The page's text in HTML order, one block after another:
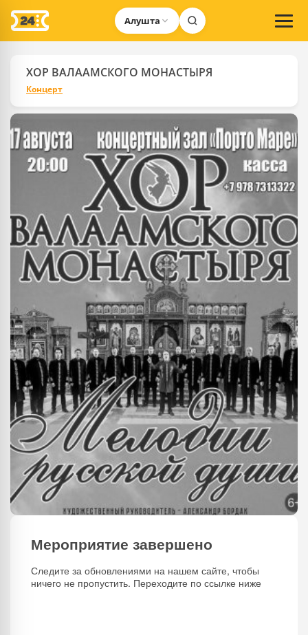
Алушта
ХОР ВАЛААМСКОГО МОНАСТЫРЯ
Концерт
Мероприятие завершено
Следите за обновлениями на нашем сайте, чтобы
ничего не пропустить. Переходите по ссылке ниже